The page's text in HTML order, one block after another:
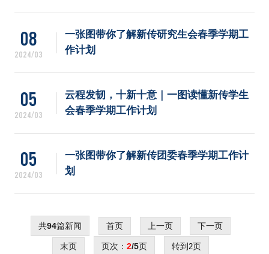
08
2024/03
一张图带你了解新传研究生会春季学期工
作计划
05
2024/03
云程发韧，十新十意｜一图读懂新传学生
会春季学期工作计划
05
2024/03
一张图带你了解新传团委春季学期工作计
划
共94篇新闻 首页 上一页 下一页
末页 页次： 2/5页 转到 页